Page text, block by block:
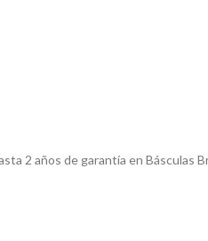
2 años de garantía en Básculas